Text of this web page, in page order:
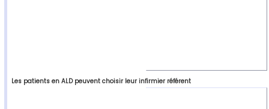
Les patients en ALD peuvent choisir leur infirmier référent